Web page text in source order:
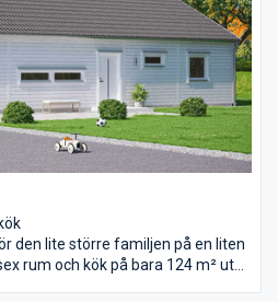
den lite större familjen på en liten
rum och kök på bara 124 m² utan